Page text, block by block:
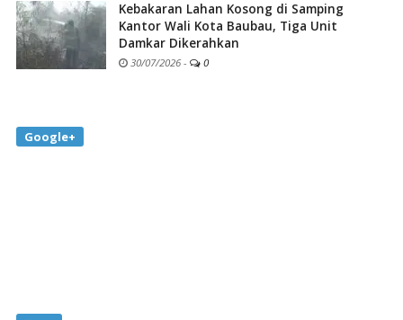
Kebakaran Lahan Kosong di Samping
Kantor Wali Kota Baubau, Tiga Unit
Damkar Dikerahkan
30/07/2026 - 0
Google+